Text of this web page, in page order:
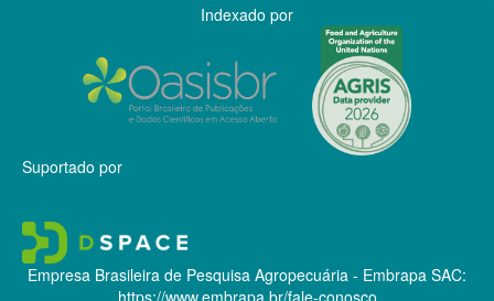
Indexado por
Suportado por
Empresa Brasileira de Pesquisa Agropecuária - Embrapa SAC:
https://www.embrapa.br/fale-conosco